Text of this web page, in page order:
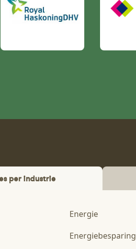
per industrie
Energie
Energiebesparing